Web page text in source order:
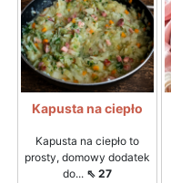
Kapusta na ciepło
Kapusta na ciepło to
prosty, domowy dodatek
do... ⇖ 27